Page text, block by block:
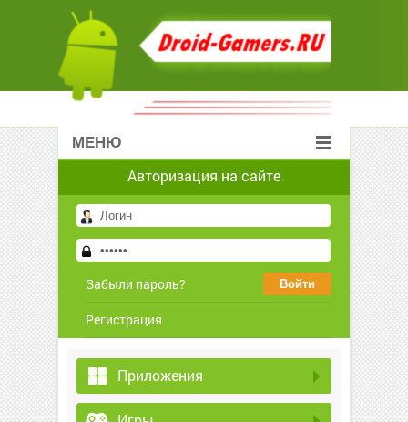
МЕНЮ
Авторизация на сайте
Забыли пароль?
Регистрация
Приложения